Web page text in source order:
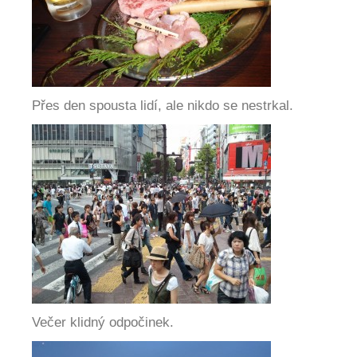
Přes den spousta lidí, ale nikdo se nestrkal.
Večer klidný odpočinek.